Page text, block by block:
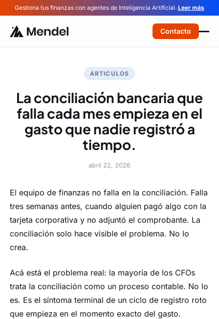
Gestiona tus finanzas con agentes de Inteligencia Artificial. Leer más
Contacto
ARTICULOS
La conciliación bancaria que
falla cada mes empieza en el
gasto que nadie registró a
tiempo.
abril 22, 2026
El equipo de finanzas no falla en la conciliación. Falla
tres semanas antes, cuando alguien pagó algo con la
tarjeta corporativa y no adjuntó el comprobante. La
conciliación solo hace visible el problema. No lo
crea.
Acá está el problema real: la mayoría de los CFOs
trata la conciliación como un proceso contable. No lo
es. Es el síntoma terminal de un ciclo de registro roto
que empieza en el momento exacto del gasto.